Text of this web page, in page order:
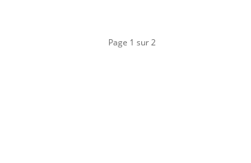
Page 1 sur 2